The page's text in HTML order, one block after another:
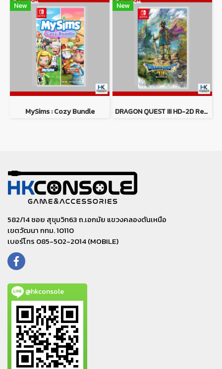
New
MySims : Cozy Bundle
New
DRAGON QUEST III HD-2D Remake
582/14 ซอย สุขุมวิท63 ถ.เอกมัย แขวงคลองตันเหนือ
เขตวัฒนา กทม. 10110
เบอร์โทร 085-502-2014 (MOBILE)
@hkconsole